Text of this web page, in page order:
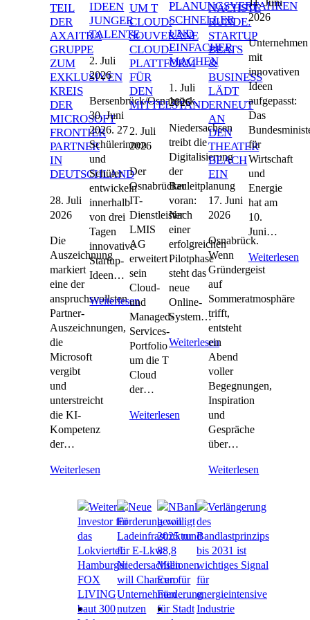
TEIL
DER
AXAITRA
GRUPPE
ZUM
EXKLUSIVEN
KREIS
DER
MICROSOFT
FRONTIER
PARTNER
IN
DEUTSCHLAND
28. Juli
2026
Die
Auszeichnung
markiert
eine der
anspruchsvollsten
Partner-
Auszeichnungen,
die
Microsoft
vergibt
und
unterstreicht
die KI-
Kompetenz
der…
Weiterlesen
IDEEN
JUNGER
TALENTE
2. Juli
2026
Bersenbrück/Osnabrück,
30. Juni
2026. 27
Schülerinnen
und
Schüler
entwickeln
innerhalb
von drei
Tagen
innovative
Startup-
Ideen…
Weiterlesen
UM T
CLOUD:
SOUVERÄNE
CLOUD-
PLATTFORM
FÜR
DEN
MITTELSTAND
2. Juli
2026
Der
Osnabrücker
IT-
Dienstleister
LMIS
AG
erweitert
sein
Cloud-
und
Managed-
Services-
Portfolio
um die T
Cloud
der…
Weiterlesen
PLANUNGSVERFAHREN
SCHNELLER
UND
EINFACHER
MACHEN
1. Juli
2026
Niedersachsen
treibt die
Digitalisierung
der
Bauleitplanung
voran:
Nach
einer
erfolgreichen
Pilotphase
steht das
neue
Online-
System…
Weiterlesen
NÄCHSTE
RUNDE:
STARTUP
BEATS
&
BUSINESS
LÄDT
ERNEUT
AN
DEN
THEATER
BEACH
EIN
17. Juni
2026
Osnabrück.
Wenn
Gründergeist
auf
Sommeratmosphäre
trifft,
entsteht
ein
Abend
voller
Begegnungen,
Inspiration
und
Gespräche
über…
Weiterlesen
11. Juni
2026
Unternehmen
mit
innovativen
Ideen
aufgepasst:
Das
für
Wirtschaft
und
Energie
hat am
10.
Juni…
Weiterlesen